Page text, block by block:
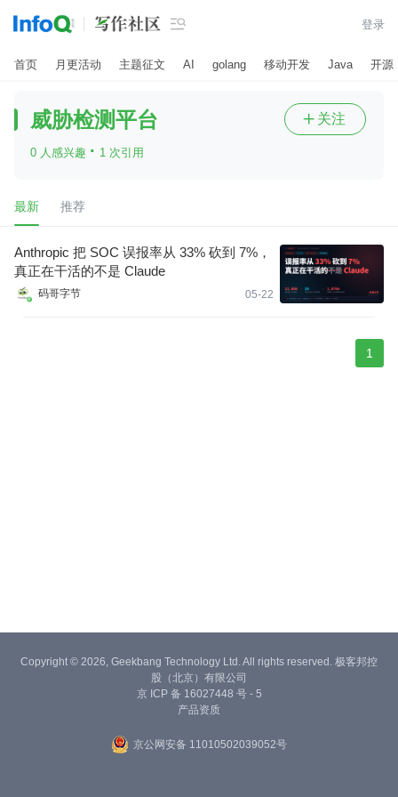
 登录
首页 月更活动 主题征文 AI golang 移动开发 Java 开源
威胁检测平台
0 人感兴趣 · 1 次引用
 关注
最新 推荐
Anthropic 把 SOC 误报率从 33% 砍到 7%，
真正在干活的不是 Claude
码哥字节 05-22
1
Copyright © 2026, Geekbang Technology Ltd. All rights reserved. 极客邦控
股（北京）有限公司
京 ICP 备 16027448 号 - 5
产品资质
京公网安备 11010502039052号